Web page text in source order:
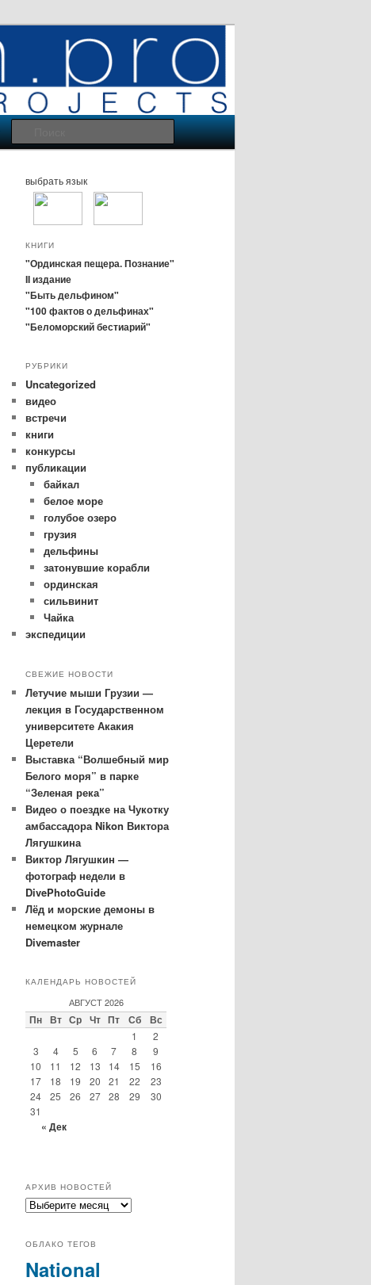
Поиск
выбрать язык
КНИГИ
"Ординская пещера. Познание"
II издание
"Быть дельфином"
"100 фактов о дельфинах"
"Беломорский бестиарий"
РУБРИКИ
Uncategorized
видео
встречи
книги
конкурсы
публикации
байкал
белое море
голубое озеро
грузия
дельфины
затонувшие корабли
ординская
сильвинит
Чайка
экспедиции
СВЕЖИЕ НОВОСТИ
Летучие мыши Грузии —
лекция в Государственном
университете Акакия
Церетели
Выставка “Волшебный мир
Белого моря” в парке
“Зеленая река”
Видео о поездке на Чукотку
амбассадора Nikon Виктора
Лягушкина
Виктор Лягушкин —
фотограф недели в
DivePhotoGuide
Лёд и морские демоны в
немецком журнале
Divemaster
КАЛЕНДАРЬ НОВОСТЕЙ
АВГУСТ 2026
Пн Вт Ср Чт Пт Сб Вс
1
2
3
4 5 6 7 8
9
10
11 12 13 14 15
16
17
18 19 20 21 22
23
24
25 26 27 28 29
30
31
« Дек
АРХИВ НОВОСТЕЙ
архив
ОБЛАКО ТЕГОВ
National